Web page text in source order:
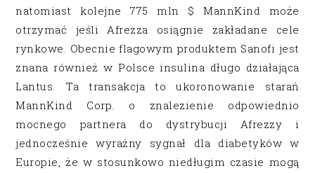
natomiast kolejne 775 mln $ MannKind może
otrzymać jeśli Afrezza osiągnie zakładane cele
rynkowe. Obecnie flagowym produktem Sanofi jest
znana również w Polsce insulina długo działająca
Lantus. Ta transakcja to ukoronowanie starań
MannKind Corp. o znalezienie odpowiednio
mocnego partnera do dystrybucji Afrezzy i
jednocześnie wyraźny sygnał dla diabetyków w
Europie, że w stosunkowo niedługim czasie mogą